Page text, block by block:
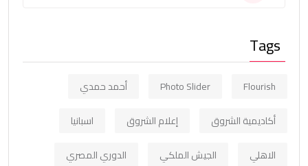
Tags
Flourish
Photo Slider
أحمد حمدي
أكاديمية الشروق
إعلام الشروق
اسبانيا
الاهلي
الجيش الملكي
الدوري المصري